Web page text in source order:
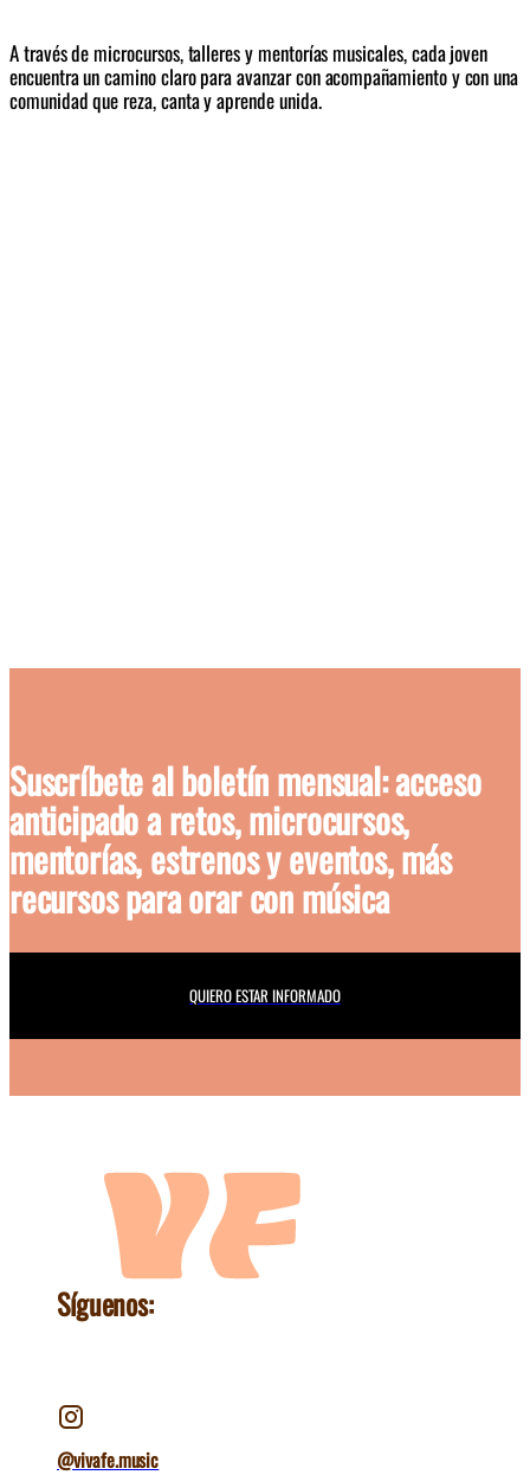
A través de microcursos, talleres y mentorías musicales, cada joven
encuentra un camino claro para avanzar con acompañamiento y con una
comunidad que reza, canta y aprende unida.
Suscríbete al boletín mensual: acceso
anticipado a retos, microcursos,
mentorías, estrenos y eventos, más
recursos para orar con música
QUIERO ESTAR INFORMADO
Síguenos:
@vivafe.music